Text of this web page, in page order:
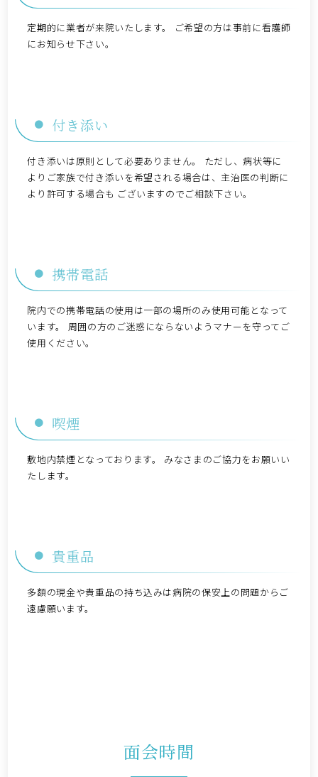
定期的に業者が来院いたします。 ご希望の方は事前に看護師
にお知らせ下さい。
付き添い
付き添いは原則として必要ありません。 ただし、病状等に
よりご家族で付き添いを希望される場合は、主治医の判断に
より許可する場合も ございますのでご相談下さい。
携帯電話
院内での携帯電話の使用は一部の場所のみ使用可能となって
います。 周囲の方のご迷惑にならないようマナーを守ってご
使用ください。
喫煙
敷地内禁煙となっております。 みなさまのご協力をお願いい
たします。
貴重品
多額の現金や貴重品の持ち込みは病院の保安上の問題からご
遠慮願います。
面会時間